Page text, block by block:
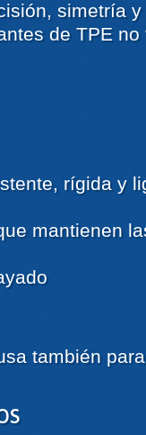
simetría
de TPE
rígida y
mantienen
también